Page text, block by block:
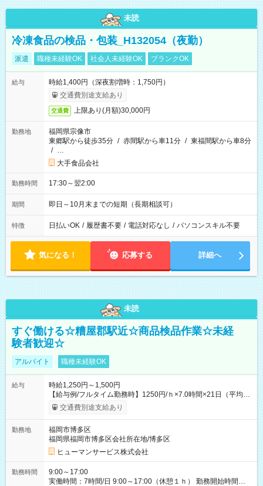
未読
冷凍食品の検品・包装_H132054（夜勤）
派遣 職種未経験OK 社会人未経験OK ブランクOK
給与
時給1,400円（深夜割増時：1,750円）
交通費別途支給あり
交通費 上限あり(月額)30,000円
勤務地
福岡県宗像市
東郷駅から徒歩35分 / 赤間駅から車11分 / 東福間駅から車8分
/ …
大手食品会社
勤務時間 17:30～翌2:00
期間 即日～10月末までの短期（長期相談可）
特徴 日払いOK / 履歴書不要 / 電話対応なし / パソコンスキル不要
気になる！ 応募する 詳細へ
未読
すぐ働ける☆糟屋郡駅近☆商品検品作業☆未経
験者歓迎☆
アルバイト 職種未経験OK
給与
時給1,250円～1,500円
【給与例/フルタイム勤務時】1250円/ｈ×7.0時間×21日（平均
値）=183,750円 別途交通費支給（会社規定有）、残業/休日手当
支給、 フルタイムの募集になりますが、働く日数や時間につい
ど）は、ご希望状況をヒヤリングして調整できることがありま
す。応募時に、ご相談頂きます様お願いします。 ※公共交通機
関、駐車場あり。（粕屋郡） 【試用期間】試用期間なし
交通費別途支給あり
勤務地
福岡市博多区
福岡県福岡市博多区会社所在地/博多区
ヒューマンサービス株式会社
勤務時間
9:00～17:00
実働時間：7時間/日 9:00～17:00（休憩１ｈ） 勤務開始時間等